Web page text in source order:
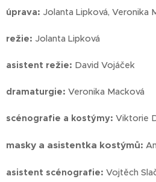
úprava: Jolanta Lipková, Veronika
režie: Jolanta Lipková
asistent režie: David Vojáček
dramaturgie: Veronika Macková
scénografie a kostýmy: Viktorie
masky a asistentka kostýmů:
asistent scénografie: Vojtěch